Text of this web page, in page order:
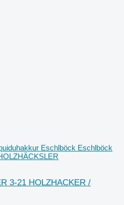
Eschlböck Eschlböck
3-21 HOLZHACKER /